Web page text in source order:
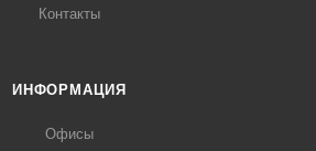
Контакты
ИНФОРМАЦИЯ
Офисы